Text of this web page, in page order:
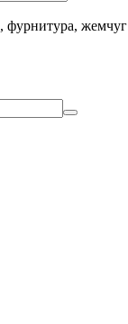
фурнитура, жемчуг